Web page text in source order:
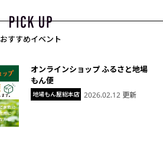
おすすめイベント
地場もん屋総本店
オンラインショップ ふるさと地場
もん便
2026.02.12 更新